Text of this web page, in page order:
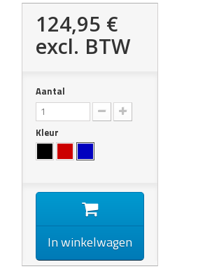
124,95 €
excl. BTW
Aantal
Kleur
In winkelwagen